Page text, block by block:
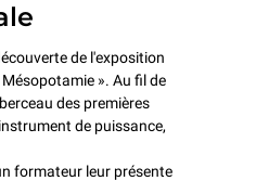
de l'exposition
». Au fil de
des premières
de puissance,
formateur leur présente